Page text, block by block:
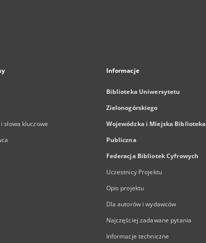
słowa kluczowe
Informacje
Biblioteka Uniwersytetu
Zielonogórskiego
Wojewódzka i Miejska Biblioteka
Publiczna
Federacja Bibliotek Cyfrowych
Uczestnicy Projektu
Opis projektu
Dla autorów i wydawców
Najczęściej zadawane pytania
Informacje techniczne